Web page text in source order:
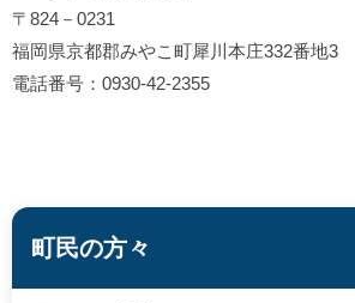
〒824－0231
福岡県京都郡みやこ町犀川本庄332番地3
電話番号：0930-42-2355
町民の方々